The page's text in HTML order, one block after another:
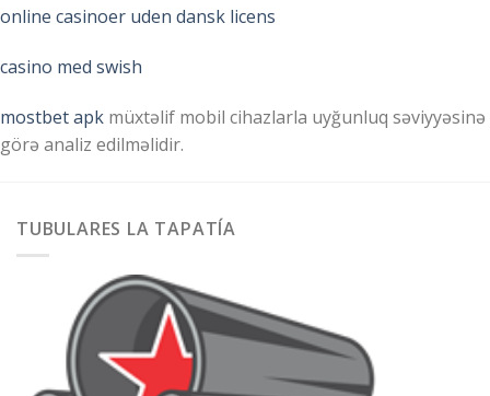
online casinoer uden dansk licens
casino med swish
mostbet apk müxtəlif mobil cihazlarla uyğunluq səviyyəsinə
görə analiz edilməlidir.
TUBULARES LA TAPATÍA